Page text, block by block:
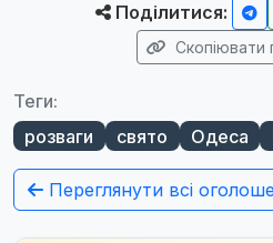
Поділитися:
Скопіювати
Теги:
розваги
свято Одеса
Переглянути всі